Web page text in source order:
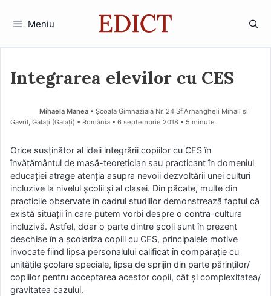
Meniu
Integrarea elevilor cu CES
Mihaela Manea • Școala Gimnazială Nr. 24 Sf.Arhangheli Mihail și
Gavril, Galați (Galaţi) • România
6 septembrie 2018 • 5 minute
Orice susținător al ideii integrării copiilor cu CES în
învățământul de masă-teoretician sau practicant în domeniul
educaţiei atrage atenţia asupra nevoii dezvoltării unei culturi
incluzive la nivelul școlii și al clasei. Din păcate, multe din
practicile observate în cadrul studiilor demonstrează faptul că
există situaţii în care putem vorbi despre o contra-cultura
incluzivă. Astfel, doar o parte dintre școli sunt în prezent
deschise în a școlariza copiii cu CES, principalele motive
invocate fiind lipsa personalului calificat în comparaţie cu
unitățile școlare speciale, lipsa de sprijin din parte părinților/
copiilor pentru acceptarea acestor copii, cât şi complexitatea/
gravitatea cazului.